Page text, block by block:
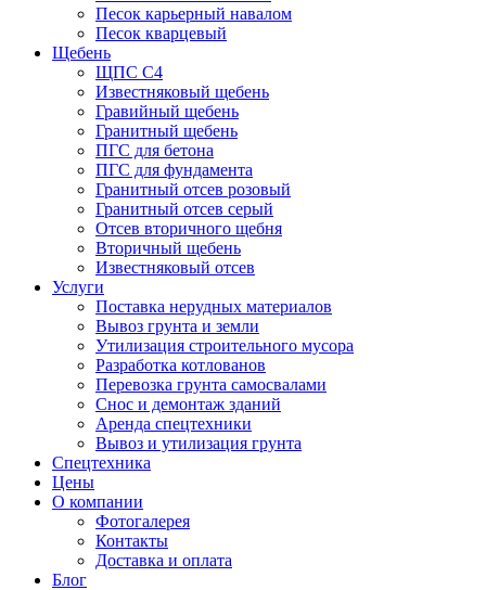
Песок карьерный навалом
Песок кварцевый
Щебень
ЩПС С4
Известняковый щебень
Гравийный щебень
Гранитный щебень
ПГС для бетона
ПГС для фундамента
Гранитный отсев розовый
Гранитный отсев серый
Отсев вторичного щебня
Вторичный щебень
Известняковый отсев
Услуги
Поставка нерудных материалов
Вывоз грунта и земли
Утилизация строительного мусора
Разработка котлованов
Перевозка грунта самосвалами
Снос и демонтаж зданий
Аренда спецтехники
Вывоз и утилизация грунта
Спецтехника
Цены
О компании
Фотогалерея
Контакты
Доставка и оплата
Блог